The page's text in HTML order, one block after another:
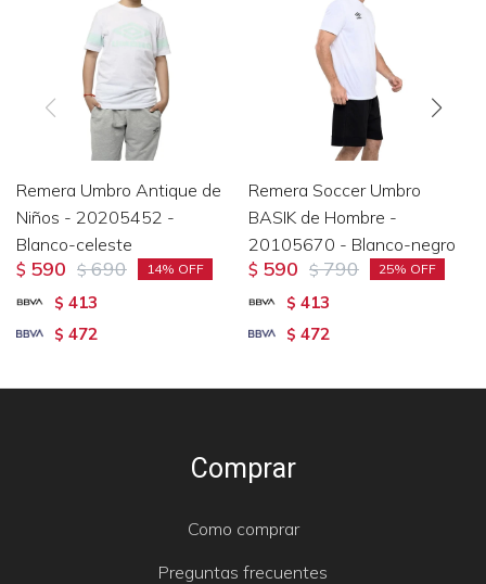
Remera Umbro Antique de
Niños - 20205452 -
Blanco-celeste
$ 590 $ 690 14
$ 413
$ 472
Remera Soccer Umbro
BASIK de Hombre -
20105670 - Blanco-negro
$ 590 $ 790 25
$ 413
$ 472
Comprar
Como comprar
Preguntas frecuentes